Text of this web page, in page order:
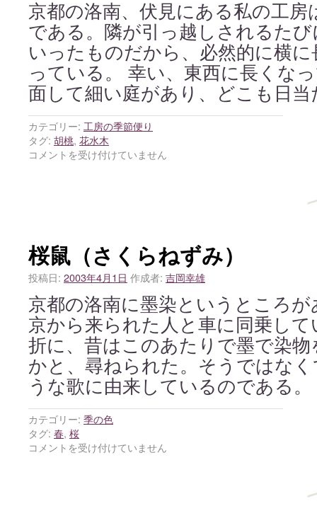
京都の洛南、伏見にある私の工房
である。隣が引っ越しされるた
いったものだから、必然的に横
っている。 幸い、東西に長くな
面して細い庭があり、どこも日
カテゴリー: 工房の季節便り
タグ: 胡桃, 花水木
コメントを受け付けていません
桜鼠（さくらねずみ）
投稿日: 2003年4月1日 作成者: 吉岡幸雄
京都の洛南に墨染というところ
京から来られた人と車に同乗し
折に、昔はこのあたりで墨で染
かと、尋ねられた。そうではな
うな歌に由来しているのである
カテゴリー: 季の色
タグ: 春, 桜
コメントを受け付けていません